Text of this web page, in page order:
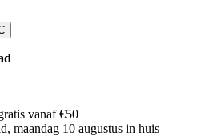
vanaf €50
maandag 10 augustus in huis